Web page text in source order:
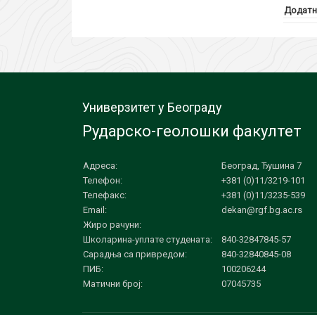
Универзитет у Београду
Рударско-геолошки факултет
Адреса:
Београд, Ђушина 7
Телефон:
+381 (0)11/3219-101
Телефакс:
+381 (0)11/3235-539
Email:
dekan@rgf.bg.ac.rs
Жиро рачуни:
Школарина-уплате студената:
840-32847845-57
Сарадња са привредом:
840-32840845-08
ПИБ:
100206244
Матични број:
07045735